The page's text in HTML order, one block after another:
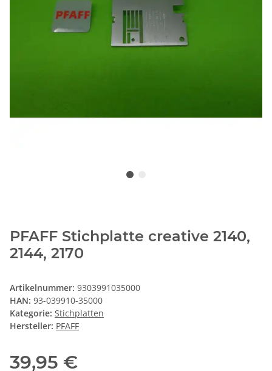
PFAFF Stichplatte creative 2140,
2144, 2170
Artikelnummer: 9303991035000
HAN: 93-039910-35000
Kategorie: Stichplatten
Hersteller: PFAFF
39,95 €